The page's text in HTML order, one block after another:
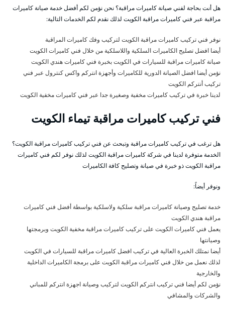
هل أنت بحاجة لفني صيانة كاميرات مراقبة؟ نحن نؤمن لكم أفضل خدمة صيانة كاميرات
مراقبة عبر فني كاميرات مراقبة الكويت لذلك نقدم لكم الخدمات التالية:
نوفر فني تركيب كاميرات مراقبة الكويت لتركيب وفك كاميرات المراقبة
أيضا افضل تصليح الكاميرات السلكية واللاسلكية من خلال فني كاميرات الكويت
صيانة كاميرات مراقبة للسيارات في الكويت بخبرة فني كاميرات هندي الكويت
نؤمن أيضا افضل الصيانة الدورية للكاميرات وأجهزة انتركم واكس كنترول عبر فني
تركيب أنتركم الكويت
لدينا خبرة في تركيب كاميرات مخفية وصغيرة جدا عبر فني كاميرات مخفية الكويت
فني تركيب كاميرات مراقبة تيماء الكويت
هل ترغب في تركيب كاميرات مراقبة وتبحث عن فني تركيب كاميرات مراقبة الكويت؟
الخدمة متوفرة لدينا في شركة كاميرات مراقبة الكويت لذلك نوفر لكم فني كاميرات
مراقبة الكويت ذو خبرة في صيانة وتصليح كافة الكاميرات
ونوفر أيضاً:
خدمة تصليح وصيانة كاميرات مراقبة سلكية ولاسلكية بواسطة أفضل فني كاميرات
مراقبة هندي الكويت
يعمل فني كاميرات الكويت على تركيب كاميرات مراقبة مخفية الكويت وبرمجتها
وصيانتها
أيضا نمتلك الخبرة العالية في تركيب افضل كاميرات مراقبة للسيارات في الكويت
لذلك نعمل من خلال فني كاميرات مراقبة الكويت على برمجة الكاميرات الداخلية
والخارجية
نؤمن لكم أيضا فني تركيب انتركم الكويت لتركيب وصيانة اجهزة انتركم للمباني
والشركات والمشافي